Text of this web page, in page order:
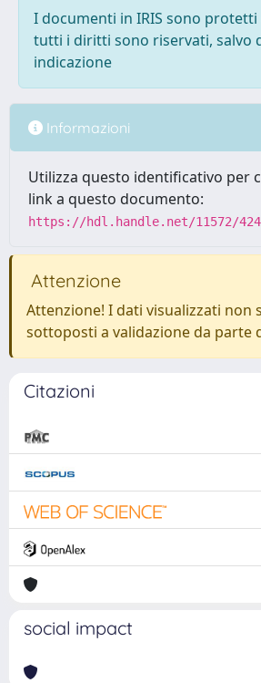
I documenti in IRIS sono
tutti i diritti sono riservati, salvo
indicazione
Informazioni
Utilizza questo identificativo per
link a questo documento:
https://hdl.handle.net/11572/
Attenzione
Attenzione! I dati visualizzati non
sottoposti a validazione da parte
Citazioni
social impact